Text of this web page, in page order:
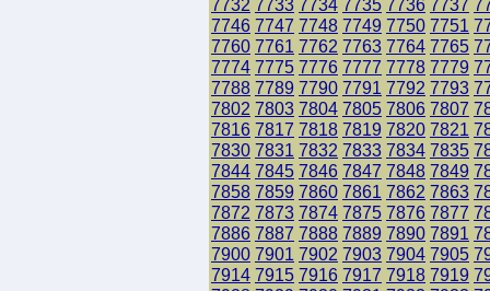
7732 7733 7734 7735 7736 7737
7746 7747 7748 7749 7750 7751
7760 7761 7762 7763 7764 7765
7774 7775 7776 7777 7778 7779
7788 7789 7790 7791 7792 7793
7802 7803 7804 7805 7806 7807
7816 7817 7818 7819 7820 7821
7830 7831 7832 7833 7834 7835
7844 7845 7846 7847 7848 7849
7858 7859 7860 7861 7862 7863
7872 7873 7874 7875 7876 7877
7886 7887 7888 7889 7890 7891
7900 7901 7902 7903 7904 7905
7914 7915 7916 7917 7918 7919